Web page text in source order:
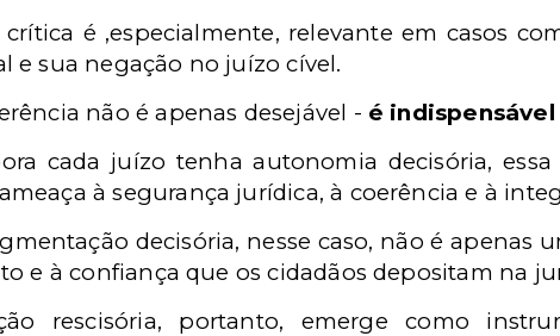
crítica é ,especialmente, relevante em casos
e sua negação no juízo cível.
não é apenas desejável - é
cada juízo tenha autonomia decisória,
à segurança jurídica, à coerência e à
decisória, nesse caso, não é
e à confiança que os cidadãos depositam na
rescisória, portanto, emerge como